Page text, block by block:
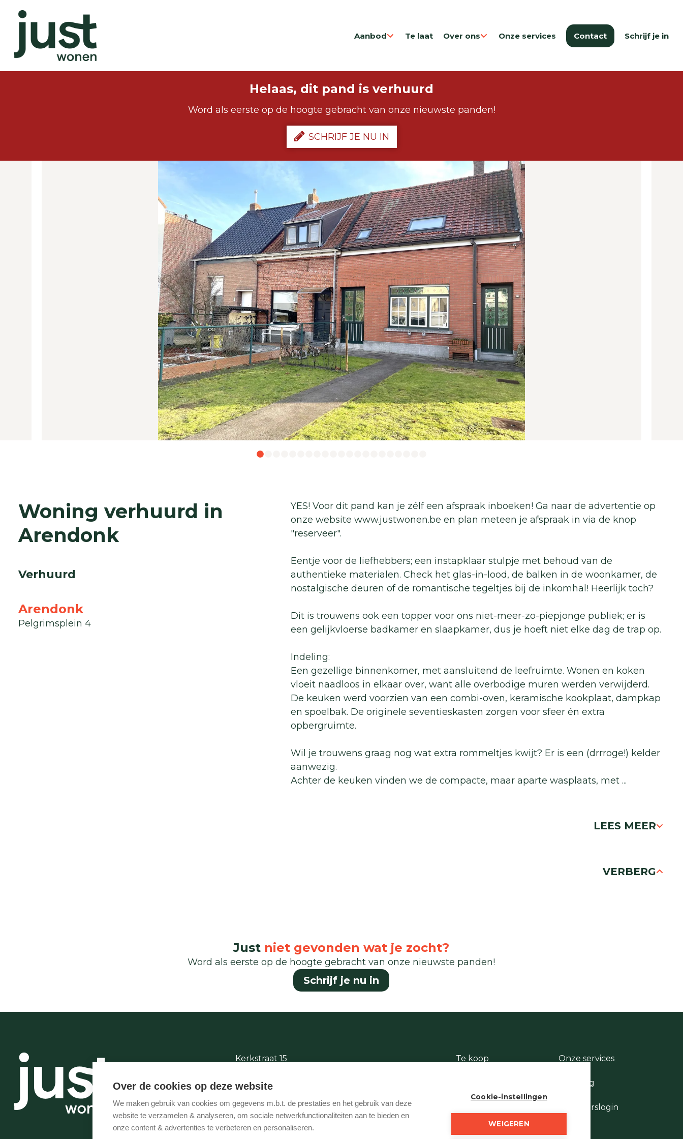
Aanbod Te laat Over ons Onze services Contact Schrijf je in
Helaas, dit pand is verhuurd
Word als eerste op de hoogte gebracht van onze nieuwste panden!
SCHRIJF JE NU IN
Woning verhuurd in
Arendonk
Verhuurd
Arendonk
Pelgrimsplein 4
YES! Voor dit pand kan je zélf een afspraak inboeken! Ga naar de advertentie op
onze website www.justwonen.be en plan meteen je afspraak in via de knop
"reserveer".
Eentje voor de liefhebbers; een instapklaar stulpje met behoud van de
authentieke materialen. Check het glas-in-lood, de balken in de woonkamer, de
nostalgische deuren of de romantische tegeltjes bij de inkomhal! Heerlijk toch?
Dit is trouwens ook een topper voor ons niet-meer-zo-piepjonge publiek; er is
een gelijkvloerse badkamer en slaapkamer, dus je hoeft niet elke dag de trap op.
Indeling:
Een gezellige binnenkomer, met aansluitend de leefruimte. Wonen en koken
vloeit naadloos in elkaar over, want alle overbodige muren werden verwijderd.
De keuken werd voorzien van een combi-oven, keramische kookplaat, dampkap
en spoelbak. De originele seventieskasten zorgen voor sfeer én extra
opbergruimte.
Wil je trouwens graag nog wat extra rommeltjes kwijt? Er is een (drrroge!) kelder
aanwezig.
Achter de keuken vinden we de compacte, maar aparte wasplaats, met ...
LEES MEER
VERBERG
Just niet gevonden wat je zocht?
Word als eerste op de hoogte gebracht van onze nieuwste panden!
Schrijf je nu in
Kerkstraat 15
info@justwonen.be
Te koop
Stukje geschiedenis
Onze services
Te vroeg
Eigenaarslogin
Over de cookies op deze website
We maken gebruik van cookies om gegevens m.b.t. de prestaties en het gebruik van deze
website te verzamelen & analyseren, om sociale netwerkfunctionaliteiten aan te bieden en
onze content & advertenties te verbeteren en personaliseren.
Cookie-instellingen
WEIGEREN